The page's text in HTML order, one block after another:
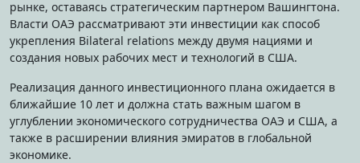
рынке, оставаясь стратегическим партнером Вашингтона.
Власти ОАЭ рассматривают эти инвестиции как способ
укрепления Bilateral relations между двумя нациями и
создания новых рабочих мест и технологий в США.
Реализация данного инвестиционного плана ожидается в
ближайшие 10 лет и должна стать важным шагом в
углублении экономического сотрудничества ОАЭ и США, а
также в расширении влияния эмиратов в глобальной
экономике.